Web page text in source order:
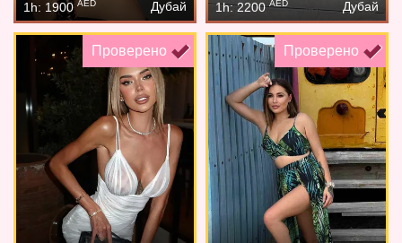
1h: 1900 AED Дубай 1h: 2200AED Дубай
Проверено Проверено